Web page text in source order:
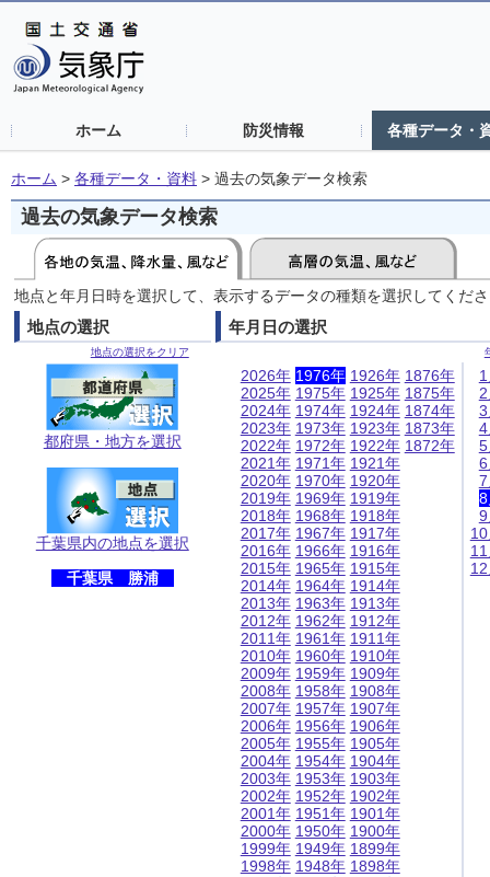
ホーム 防災情報 各種データ・
ホーム > 各種データ・資料 > 過去の気象データ検索
過去の気象データ検索
地点と年月日時を選択して、表示するデータの種類を選択してくだ
地点の選択
地点の選択をクリア
都府県・地方を選択
千葉県内の地点を選択
千葉県 勝浦
年月日の選択
2026年
2025年
2024年
2023年
2022年
2021年
2020年
2019年
2018年
2017年
2016年
2015年
2014年
2013年
2012年
2011年
2010年
2009年
2008年
2007年
2006年
2005年
2004年
2003年
2002年
2001年
2000年
1999年
1998年
1976年
1975年
1974年
1973年
1972年
1971年
1970年
1969年
1968年
1967年
1966年
1965年
1964年
1963年
1962年
1961年
1960年
1959年
1958年
1957年
1956年
1955年
1954年
1953年
1952年
1951年
1950年
1949年
1948年
1926年
1925年
1924年
1923年
1922年
1921年
1920年
1919年
1918年
1917年
1916年
1915年
1914年
1913年
1912年
1911年
1910年
1909年
1908年
1907年
1906年
1905年
1904年
1903年
1902年
1901年
1900年
1899年
1898年
1876年
1875年
1874年
1873年
1872年